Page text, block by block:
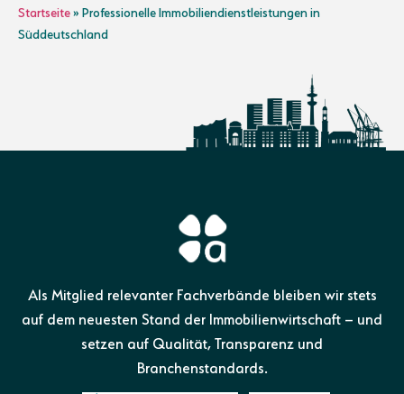
Startseite» Professionelle Immobiliendienstleistungen in
Süddeutschland
Als Mitglied relevanter Fachverbände bleiben wir stets
auf dem neuesten Stand der Immobilienwirtschaft – und
setzen auf Qualität, Transparenz und
Branchenstandards.